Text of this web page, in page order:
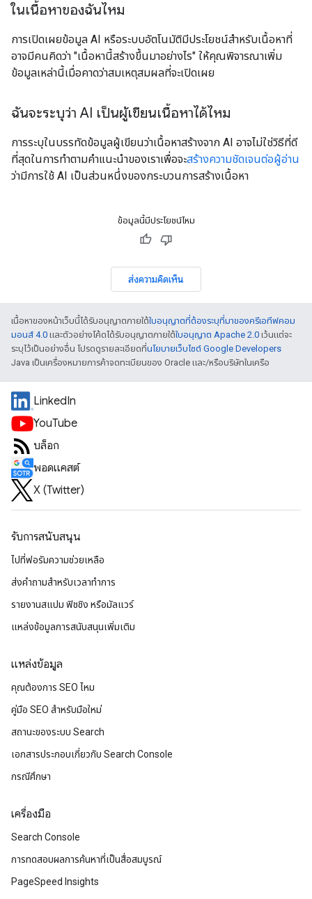
ในเนื้อหาของฉันไหม
การเปิดเผยข้อมูล AI หรือระบบอัตโนมัติมีประโยชน์สำหรับเนื้อหาที่
อาจมีคนคิดว่า "เนื้อหานี้สร้างขึ้นมาอย่างไร" ให้คุณพิจารณาเพิ่ม
ข้อมูลเหล่านี้เมื่อคาดว่าสมเหตุสมผลที่จะเปิดเผย
ฉันจะระบุว่า AI เป็นผู้เขียนเนื้อหาได้ไหม
การระบุในบรรทัดข้อมูลผู้เขียนว่าเนื้อหาสร้างจาก AI อาจไม่ใช่วิธีที่ดี
ที่สุดในการทำตามคำแนะนำของเราเพื่อจะสร้างความชัดเจนต่อผู้อ่าน
ว่ามีการใช้ AI เป็นส่วนหนึ่งของกระบวนการสร้างเนื้อหา
ข้อมูลนี้มีประโยชน์ไหม
ส่งความคิดเห็น
เนื้อหาของหน้าเว็บนี้ได้รับอนุญาตภายใต้ใบอนุญาตที่ต้องระบุที่มาของครีเอทีฟคอม
มอนส์ 4.0 และตัวอย่างโค้ดได้รับอนุญาตภายใต้ใบอนุญาต Apache 2.0 เว้นแต่จะ
ระบุไว้เป็นอย่างอื่น โปรดดูรายละเอียดที่นโยบายเว็บไซต์ Google Developers
Java เป็นเครื่องหมายการค้าจดทะเบียนของ Oracle และ/หรือบริษัทในเครือ
LinkedIn
YouTube
บล็อก
พอดแคสต์
X (Twitter)
รับการสนับสนุน
ไปที่ฟอรัมความช่วยเหลือ
ส่งคำถามสำหรับเวลาทำการ
รายงานสแปม ฟิชชิง หรือมัลแวร์
แหล่งข้อมูลการสนับสนุนเพิ่มเติม
แหล่งข้อมูล
คุณต้องการ SEO ไหม
คู่มือ SEO สำหรับมือใหม่
สถานะของระบบ Search
เอกสารประกอบเกี่ยวกับ Search Console
กรณีศึกษา
เครื่องมือ
Search Console
การทดสอบผลการค้นหาที่เป็นสื่อสมบูรณ์
PageSpeed Insights